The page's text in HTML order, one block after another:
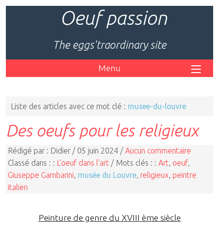
Oeuf passion
The eggs'traordinary site
Menu
Liste des articles avec ce mot clé : musee-du-louvre
Des oeufs pour les religieux
Rédigé par : Didier / 05 juin 2024 / Aucun commentaire
Classé dans : : L'oeuf dans l'art / Mots clés : : Art oeuf,
Giuseppe Gambarini musée du Louvre religieux peintre
italien
Peinture de genre du XVIII ème siècle